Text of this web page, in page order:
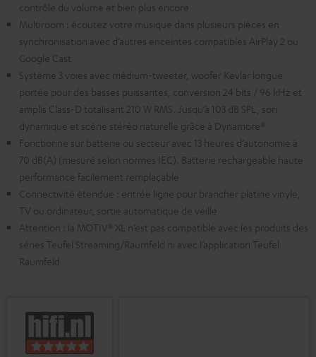
contrôle du volume et bien plus encore
Multiroom : écoutez votre musique dans plusieurs pièces en
synchronisation avec d’autres enceintes compatibles AirPlay 2 ou
Google Cast
Système 3 voies avec médium-tweeter, woofer Kevlar longue
portée pour des basses puissantes, conversion 24 bits / 96 kHz et
amplis Class-D totalisant 210 W RMS. Jusqu’à 103 dB SPL, son
dynamique et scène stéréo naturelle grâce à Dynamore®
Fonctionne sur batterie ou secteur avec 13 heures d’autonomie à
70 dB(A) (mesuré selon normes IEC). Batterie rechargeable haute
performance facilement remplaçable
Connectivité étendue : entrée ligne pour brancher platine vinyle,
TV ou ordinateur, sortie automatique de veille
Attention : la MOTIV® XL n’est pas compatible avec les produits des
séries Teufel Streaming/Raumfeld ni avec l’application Teufel
Raumfeld